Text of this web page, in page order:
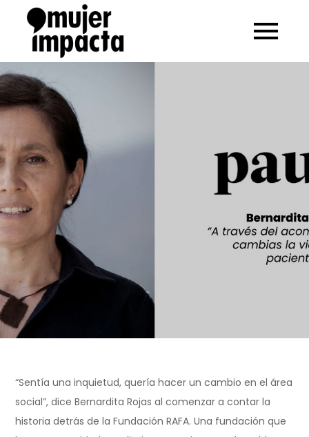
“Sentía una inquietud, quería hacer un cambio en el área
social”, dice Bernardita Rojas al comenzar a contar la
historia detrás de la Fundación RAFA. Una fundación que